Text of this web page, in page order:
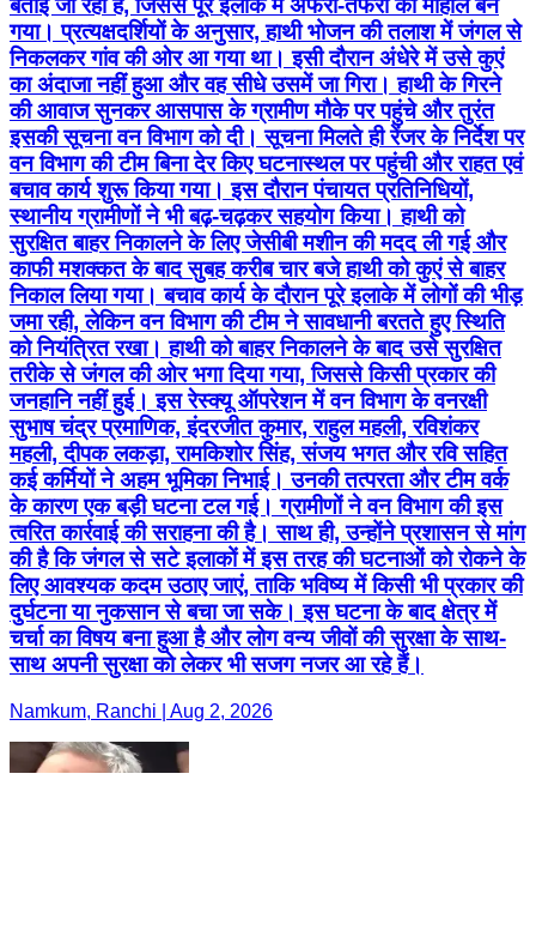
बताई जा रही है, जिससे पूरे इलाके में अफरा-तफरी का माहौल बन
गया। प्रत्यक्षदर्शियों के अनुसार, हाथी भोजन की तलाश में जंगल से
निकलकर गांव की ओर आ गया था। इसी दौरान अंधेरे में उसे कुएं
का अंदाजा नहीं हुआ और वह सीधे उसमें जा गिरा। हाथी के गिरने
की आवाज सुनकर आसपास के ग्रामीण मौके पर पहुंचे और तुरंत
इसकी सूचना वन विभाग को दी। सूचना मिलते ही रेंजर के निर्देश पर
वन विभाग की टीम बिना देर किए घटनास्थल पर पहुंची और राहत एवं
बचाव कार्य शुरू किया गया। इस दौरान पंचायत प्रतिनिधियों,
स्थानीय ग्रामीणों ने भी बढ़-चढ़कर सहयोग किया। हाथी को
सुरक्षित बाहर निकालने के लिए जेसीबी मशीन की मदद ली गई और
काफी मशक्कत के बाद सुबह करीब चार बजे हाथी को कुएं से बाहर
निकाल लिया गया। बचाव कार्य के दौरान पूरे इलाके में लोगों की भीड़
जमा रही, लेकिन वन विभाग की टीम ने सावधानी बरतते हुए स्थिति
को नियंत्रित रखा। हाथी को बाहर निकालने के बाद उसे सुरक्षित
तरीके से जंगल की ओर भगा दिया गया, जिससे किसी प्रकार की
जनहानि नहीं हुई। इस रेस्क्यू ऑपरेशन में वन विभाग के वनरक्षी
सुभाष चंद्र प्रमाणिक, इंदरजीत कुमार, राहुल महली, रविशंकर
महली, दीपक लकड़ा, रामकिशोर सिंह, संजय भगत और रवि सहित
कई कर्मियों ने अहम भूमिका निभाई। उनकी तत्परता और टीम वर्क
के कारण एक बड़ी घटना टल गई। ग्रामीणों ने वन विभाग की इस
त्वरित कार्रवाई की सराहना की है। साथ ही, उन्होंने प्रशासन से मांग
की है कि जंगल से सटे इलाकों में इस तरह की घटनाओं को रोकने के
लिए आवश्यक कदम उठाए जाएं, ताकि भविष्य में किसी भी प्रकार की
दुर्घटना या नुकसान से बचा जा सके। इस घटना के बाद क्षेत्र में
चर्चा का विषय बना हुआ है और लोग वन्य जीवों की सुरक्षा के साथ-
साथ अपनी सुरक्षा को लेकर भी सजग नजर आ रहे हैं।
Namkum, Ranchi | Aug 2, 2026